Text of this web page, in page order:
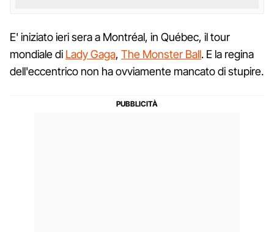
E' iniziato ieri sera a Montréal, in Québec, il tour
mondiale di Lady Gaga, The Monster Ball. E la regina
dell'eccentrico non ha ovviamente mancato di stupire.